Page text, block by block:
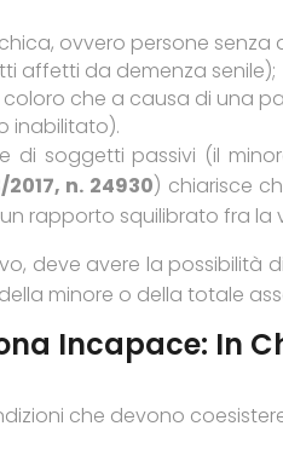
ovvero persone
affetti da demenza senile);
che a causa di una
inabilitato).
di soggetti passivi (il
n. 24930) chiarisce
rapporto squilibrato fra la
deve avere la
minore o della totale
Incapace: In
che devono